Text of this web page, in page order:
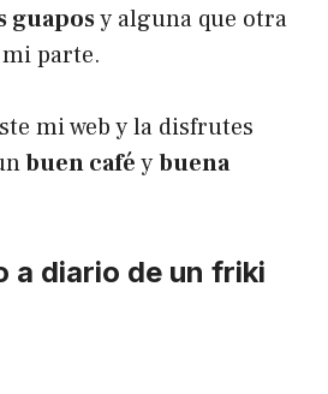
guaposy alguna que otra
parte.
mi web y la disfrutes
buen caféybuena
a diario de un friki